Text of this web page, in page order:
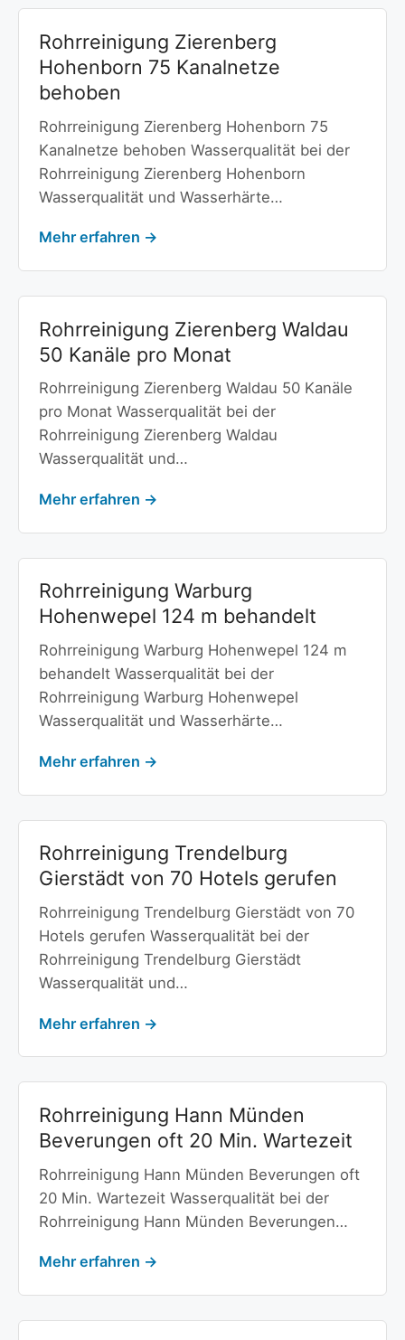
Rohrreinigung Zierenberg
Hohenborn 75 Kanalnetze
behoben
Rohrreinigung Zierenberg Hohenborn 75
Kanalnetze behoben Wasserqualität bei der
Rohrreinigung Zierenberg Hohenborn
Wasserqualität und Wasserhärte…
Mehr erfahren →
Rohrreinigung Zierenberg Waldau
50 Kanäle pro Monat
Rohrreinigung Zierenberg Waldau 50 Kanäle
pro Monat Wasserqualität bei der
Rohrreinigung Zierenberg Waldau
Wasserqualität und…
Mehr erfahren →
Rohrreinigung Warburg
Hohenwepel 124 m behandelt
Rohrreinigung Warburg Hohenwepel 124 m
behandelt Wasserqualität bei der
Rohrreinigung Warburg Hohenwepel
Wasserqualität und Wasserhärte…
Mehr erfahren →
Rohrreinigung Trendelburg
Gierstädt von 70 Hotels gerufen
Rohrreinigung Trendelburg Gierstädt von 70
Hotels gerufen Wasserqualität bei der
Rohrreinigung Trendelburg Gierstädt
Wasserqualität und…
Mehr erfahren →
Rohrreinigung Hann Münden
Beverungen oft 20 Min. Wartezeit
Rohrreinigung Hann Münden Beverungen oft
20 Min. Wartezeit Wasserqualität bei der
Rohrreinigung Hann Münden Beverungen…
Mehr erfahren →